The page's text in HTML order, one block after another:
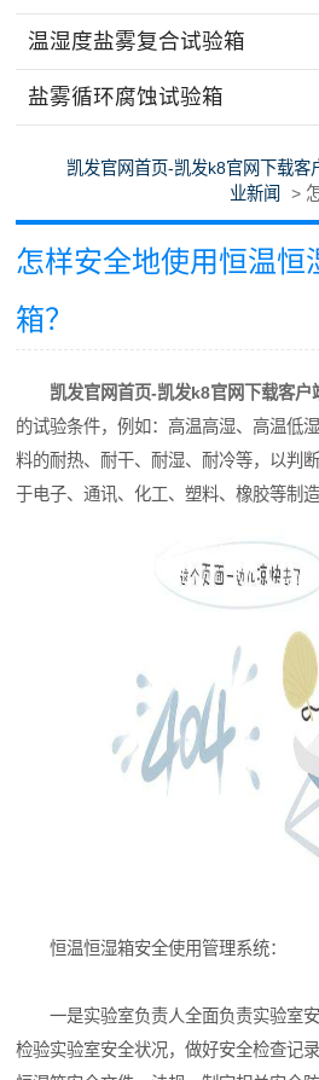
温湿度盐雾复合试验箱
盐雾循环腐蚀试验箱
凯发官网首页-凯发k8官网下载客
业新闻
>
怎样安全地使用恒温恒
箱？
凯发官网首页-凯发k8官网下载客户
的试验条件，例如：高温高湿、高温低
料的耐热、耐干、耐湿、耐冷等，以判
于电子、通讯、化工、塑料、橡胶等制造
恒温恒湿箱安全使用管理系统：
一是实验室负责人全面负责实验室安
检验实验室安全状况，做好安全检查记